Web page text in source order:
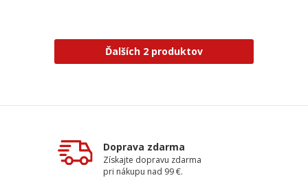
Ďalších 2 produktov
Doprava zdarma
Získajte dopravu zdarma
pri nákupu nad 99 €.